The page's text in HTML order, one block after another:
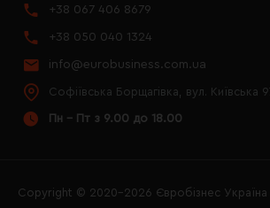
+38 067 406 8679
+38 050 040 1324
info@eurobusiness.com.ua
Софіївська Борщагівка, вул. Київська
Пн - Пт з 9.00 до 18.00
Copyright © 2020–2026 Євробізнес Україна